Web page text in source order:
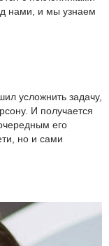
нами, и мы узнаем
усложнить задачу,
И получается
его
но и сами